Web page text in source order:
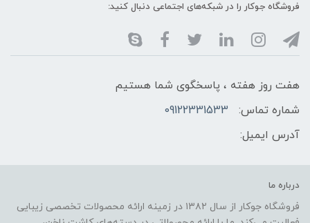
فروشگاه جوکار را در شبکه‌های اجتماعی دنبال کنید:
هفت روز هفته ، پاسخگوی شما هستیم
شماره تماس:
09122331533
آدرس ایمیل:
درباره ما
فروشگاه جوکار از سال ۱۳۸۲ در زمینه ارائه محصولات تخصصی زیبایی